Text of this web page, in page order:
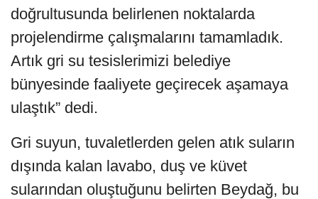
doğrultusunda belirlenen noktalarda
projelendirme çalışmalarını tamamladık.
Artık gri su tesislerimizi belediye
bünyesinde faaliyete geçirecek aşamaya
ulaştık” dedi.
Gri suyun, tuvaletlerden gelen atık suların
dışında kalan lavabo, duş ve küvet
sularından oluştuğunu belirten Beydağ, bu